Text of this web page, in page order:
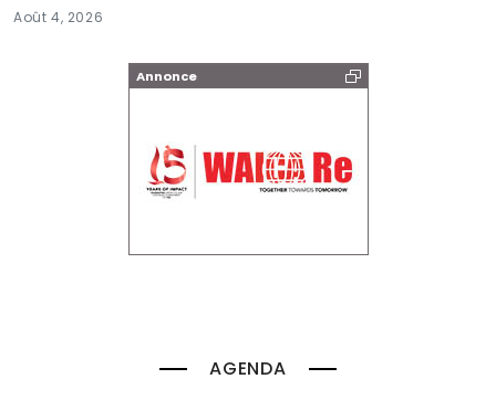
Annonce
AGENDA
Août 4, 2026